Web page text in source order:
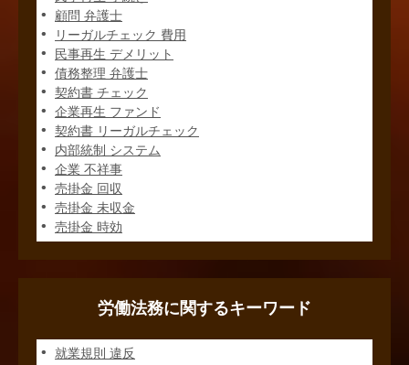
顧問 弁護士
リーガルチェック 費用
民事再生 デメリット
債務整理 弁護士
契約書 チェック
企業再生 ファンド
契約書 リーガルチェック
内部統制 システム
企業 不祥事
売掛金 回収
売掛金 未収金
売掛金 時効
労働法務に関するキーワード
就業規則 違反